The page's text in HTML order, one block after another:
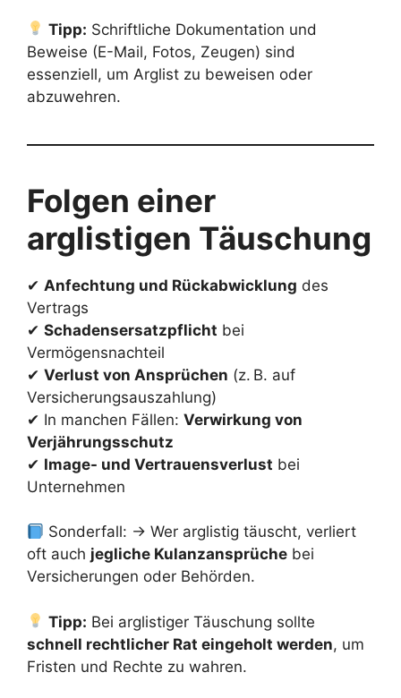
Tipp: Schriftliche Dokumentation und
Beweise (E-Mail, Fotos, Zeugen) sind
essenziell, um Arglist zu beweisen oder
abzuwehren.
Folgen einer
arglistigen Täuschung
✔ Anfechtung und Rückabwicklung des
Vertrags
✔ Schadensersatzpflicht bei
Vermögensnachteil
✔ Verlust von Ansprüchen (z. B. auf
Versicherungsauszahlung)
✔ In manchen Fällen: Verwirkung von
Verjährungsschutz
✔ Image- und Vertrauensverlust bei
Unternehmen
Sonderfall: → Wer arglistig täuscht, verliert
oft auch jegliche Kulanzansprüche bei
Versicherungen oder Behörden.
Tipp: Bei arglistiger Täuschung sollte
schnell rechtlicher Rat eingeholt werden, um
Fristen und Rechte zu wahren.